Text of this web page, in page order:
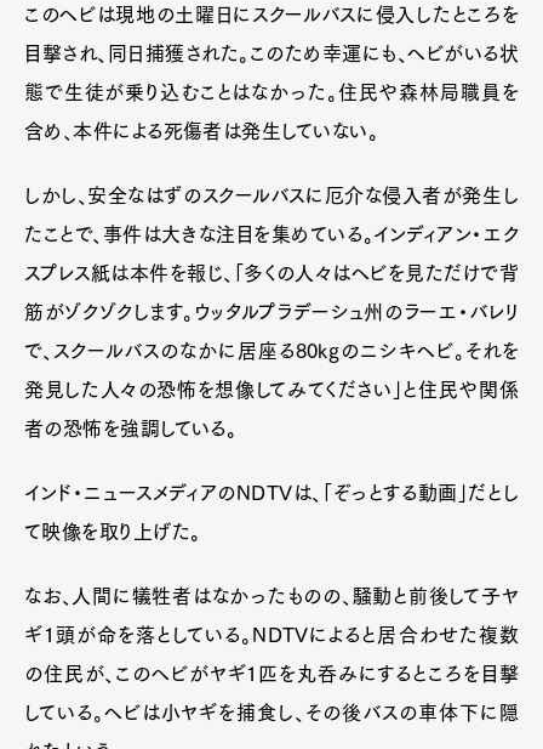
このヘビは現地の土曜日にスクールバスに侵入したところを
目撃され、同日捕獲された。このため幸運にも、ヘビがいる状
態で生徒が乗り込むことはなかった。住民や森林局職員を
含め、本件による死傷者は発生していない。
しかし、安全なはずのスクールバスに厄介な侵入者が発生し
たことで、事件は大きな注目を集めている。インディアン・エク
スプレス紙は本件を報じ、「多くの人々はヘビを見ただけで背
筋がゾクゾクします。ウッタルプラデーシュ州のラーエ・バレリ
で、スクールバスのなかに居座る80kgのニシキヘビ。それを
発見した人々の恐怖を想像してみてください」と住民や関係
者の恐怖を強調している。
インド・ニュースメディアのNDTVは、「ぞっとする動画」だとし
て映像を取り上げた。
なお、人間に犠牲者はなかったものの、騒動と前後して子ヤ
ギ1頭が命を落としている。NDTVによると居合わせた複数
の住民が、このヘビがヤギ1匹を丸呑みにするところを目撃
している。ヘビは小ヤギを捕食し、その後バスの車体下に隠